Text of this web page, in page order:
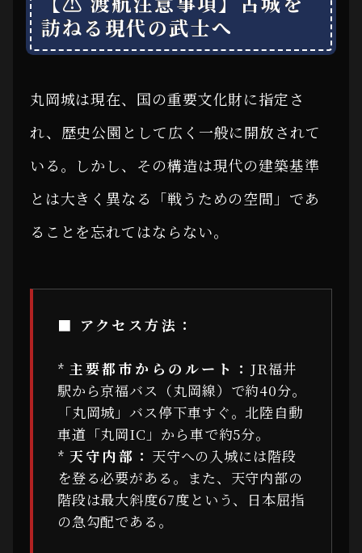
訪ねる現代の武士へ
丸岡城は現在、国の重要文化財に指定さ
れ、歴史公園として広く一般に開放されて
いる。しかし、その構造は現代の建築基準
とは大きく異なる「戦うための空間」であ
ることを忘れてはならない。
■ アクセス方法：
* 主要都市からのルート： JR福井
駅から京福バス（丸岡線）で約40分。
「丸岡城」バス停下車すぐ。北陸自動
車道「丸岡IC」から車で約5分。
* 天守内部： 天守への入城には階段
を登る必要がある。また、天守内部の
階段は最大斜度67度という、日本屈指
の急勾配である。